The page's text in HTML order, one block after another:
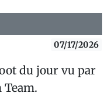
07/17/2026
du jour vu par
Team.